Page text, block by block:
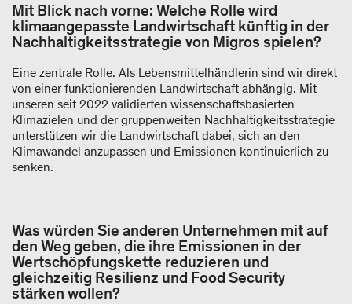
Mit Blick nach vorne: Welche Rolle wird
klimaangepasste Landwirtschaft künftig in der
Nachhaltigkeitsstrategie von Migros spielen?
Eine zentrale Rolle. Als Lebensmittelhändlerin sind wir direkt
von einer funktionierenden Landwirtschaft abhängig. Mit
unseren seit 2022 validierten wissenschaftsbasierten
Klimazielen und der gruppenweiten Nachhaltigkeitsstrategie
unterstützen wir die Landwirtschaft dabei, sich an den
Klimawandel anzupassen und Emissionen kontinuierlich zu
senken.
Was würden Sie anderen Unternehmen mit auf
den Weg geben, die ihre Emissionen in der
Wertschöpfungskette reduzieren und
gleichzeitig Resilienz und Food Security
stärken wollen?